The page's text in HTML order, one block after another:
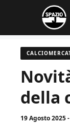
contenuto
della
19 Agosto 2025